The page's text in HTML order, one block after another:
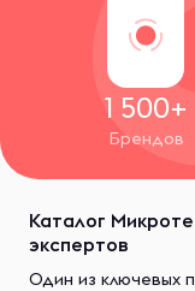
1 500+
Брендов
Каталог
экспертов
Один из ключевых